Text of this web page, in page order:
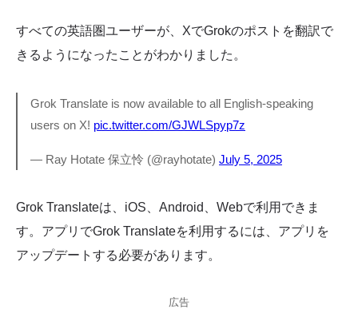
すべての英語圏ユーザーが、XでGrokのポストを翻訳で
きるようになったことがわかりました。
Grok Translate is now available to all English-speaking
users on X! pic.twitter.com/GJWLSpyp7z
— Ray Hotate 保立怜 (@rayhotate) July 5, 2025
Grok Translateは、iOS、Android、Webで利用できま
す。アプリでGrok Translateを利用するには、アプリを
アップデートする必要があります。
広告